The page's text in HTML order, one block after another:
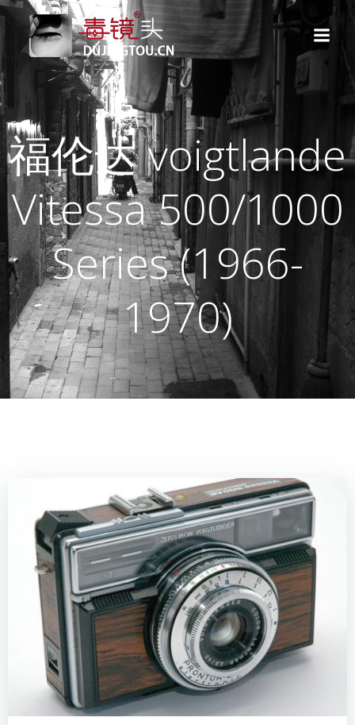
转
到
内
容
福伦达 voigtlande
Vitessa 500/1000
Series (1966-
1970)